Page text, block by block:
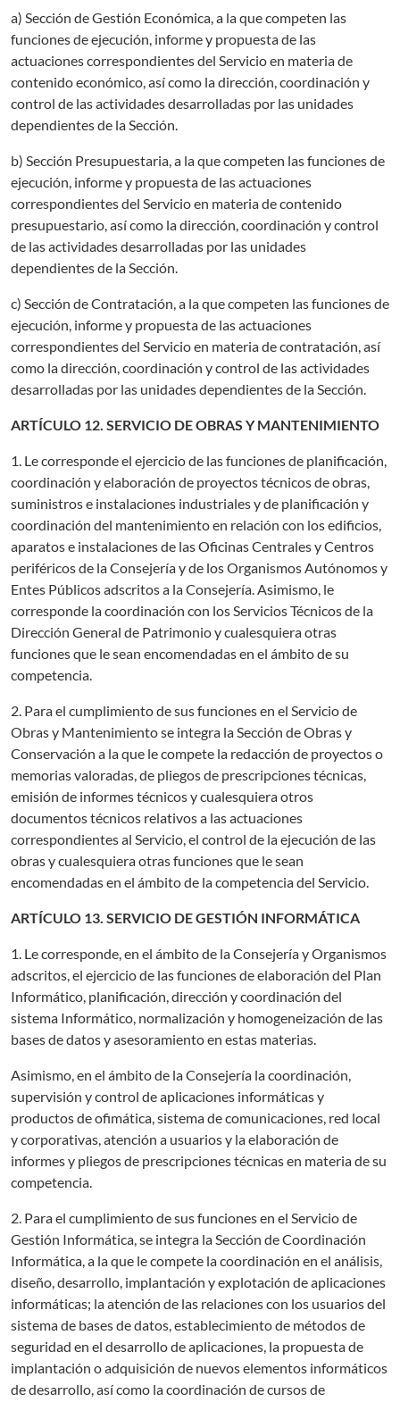
a) Sección de Gestión Económica, a la que competen las
funciones de ejecución, informe y propuesta de las
actuaciones correspondientes del Servicio en materia de
contenido económico, así como la dirección, coordinación y
control de las actividades desarrolladas por las unidades
dependientes de la Sección.
b) Sección Presupuestaria, a la que competen las funciones de
ejecución, informe y propuesta de las actuaciones
correspondientes del Servicio en materia de contenido
presupuestario, así como la dirección, coordinación y control
de las actividades desarrolladas por las unidades
dependientes de la Sección.
c) Sección de Contratación, a la que competen las funciones de
ejecución, informe y propuesta de las actuaciones
correspondientes del Servicio en materia de contratación, así
como la dirección, coordinación y control de las actividades
desarrolladas por las unidades dependientes de la Sección.
ARTÍCULO 12. SERVICIO DE OBRAS Y MANTENIMIENTO
1. Le corresponde el ejercicio de las funciones de planificación,
coordinación y elaboración de proyectos técnicos de obras,
suministros e instalaciones industriales y de planificación y
coordinación del mantenimiento en relación con los edificios,
aparatos e instalaciones de las Oficinas Centrales y Centros
periféricos de la Consejería y de los Organismos Autónomos y
Entes Públicos adscritos a la Consejería. Asimismo, le
corresponde la coordinación con los Servicios Técnicos de la
Dirección General de Patrimonio y cualesquiera otras
funciones que le sean encomendadas en el ámbito de su
competencia.
2. Para el cumplimiento de sus funciones en el Servicio de
Obras y Mantenimiento se integra la Sección de Obras y
Conservación a la que le compete la redacción de proyectos o
memorias valoradas, de pliegos de prescripciones técnicas,
emisión de informes técnicos y cualesquiera otros
documentos técnicos relativos a las actuaciones
correspondientes al Servicio, el control de la ejecución de las
obras y cualesquiera otras funciones que le sean
encomendadas en el ámbito de la competencia del Servicio.
ARTÍCULO 13. SERVICIO DE GESTIÓN INFORMÁTICA
1. Le corresponde, en el ámbito de la Consejería y Organismos
adscritos, el ejercicio de las funciones de elaboración del Plan
Informático, planificación, dirección y coordinación del
sistema Informático, normalización y homogeneización de las
bases de datos y asesoramiento en estas materias.
Asimismo, en el ámbito de la Consejería la coordinación,
supervisión y control de aplicaciones informáticas y
productos de ofimática, sistema de comunicaciones, red local
y corporativas, atención a usuarios y la elaboración de
informes y pliegos de prescripciones técnicas en materia de su
competencia.
2. Para el cumplimiento de sus funciones en el Servicio de
Gestión Informática, se integra la Sección de Coordinación
Informática, a la que le compete la coordinación en el análisis,
diseño, desarrollo, implantación y explotación de aplicaciones
informáticas; la atención de las relaciones con los usuarios del
sistema de bases de datos, establecimiento de métodos de
seguridad en el desarrollo de aplicaciones, la propuesta de
implantación o adquisición de nuevos elementos informáticos
de desarrollo, así como la coordinación de cursos de